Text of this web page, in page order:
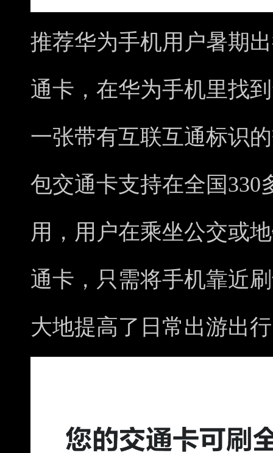
推荐华为手机用户暑期
通卡，在华为手机里找
一张带有互联互通标识
包交通卡支持在全国330
用，用户在乘坐公交或
通卡，只需将手机靠近
大地提高了日常出游出